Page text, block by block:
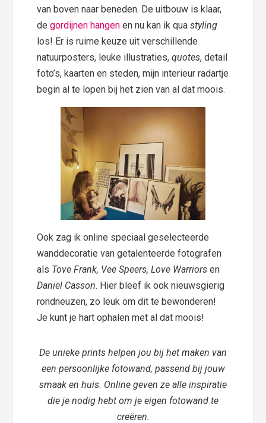
van boven naar beneden. De uitbouw is klaar,
degordijnen hangen en nu kan ik quastyling
los! Er is ruime keuze uit verschillende
natuurposters, leuke illustraties,quotes, detail
foto’s, kaarten en steden, mijn interieur radartje
begin al te lopen bij het zien van al dat moois.
Ook zag ik online speciaal geselecteerde
wanddecoratie van getalenteerde fotografen
als Tove Frank, Vee Speers, Love Warriorsen
Daniel Casson. Hier bleef ik ook nieuwsgierig
rondneuzen, zo leuk om dit te bewonderen!
Je kunt je hart ophalen met al dat moois!
De unieke prints helpen jou bij het maken van
een persoonlijke fotowand, passend bij jouw
smaak en huis. Online geven ze alle inspiratie
die je nodig hebt om je eigen fotowand te
creëren.